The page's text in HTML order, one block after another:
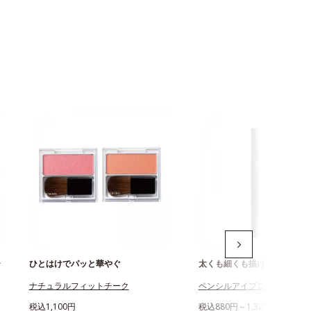
ひとはけでパッと華やぐ
ナチュラルフィットチーク
税込1,100円
太くも細くも描けるアイブロ
ペンシルアイブローN
税込880円～1,320円